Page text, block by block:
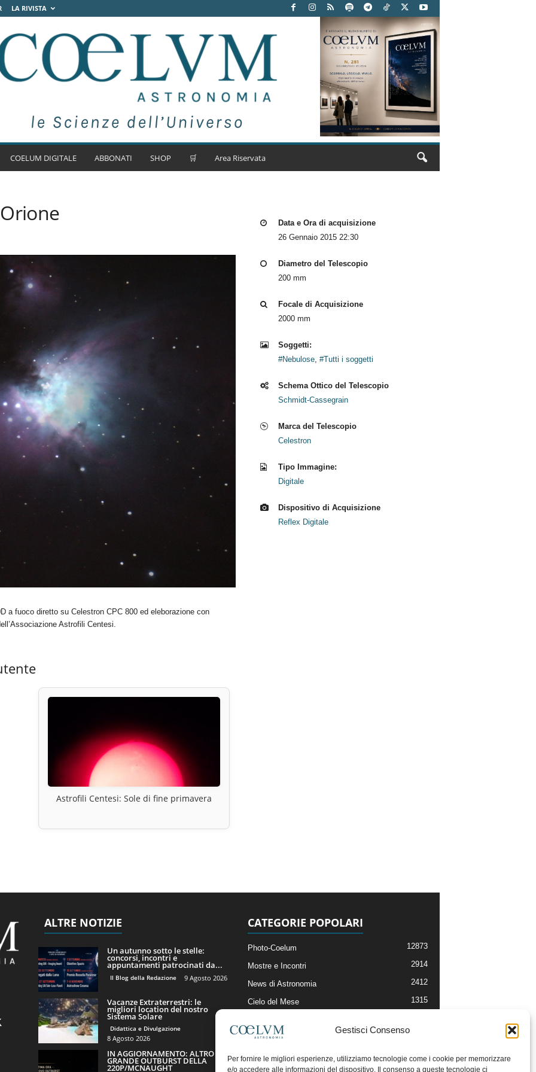
Gestisci Consenso
Per fornire le migliori esperienze, utilizziamo tecnologie come i cookie per memorizzare
e/o accedere alle informazioni del dispositivo. Il consenso a queste tecnologie ci
LA RIVISTA
COELUM DIGITALE ABBONATI SHOP 🛒 Area Riservata
a fuoco diretto su Celestron CPC 800 ed eleborazione con
Astrofili Centesi.
Data e Ora di acquisizione
26 Gennaio 2015 22:30
Diametro del Telescopio
200 mm
Focale di Acquisizione
2000 mm
Soggetti:
#Nebulose, #Tutti i soggetti
Schema Ottico del Telescopio
Schmidt-Cassegrain
Marca del Telescopio
Celestron
Tipo Immagine:
Digitale
Dispositivo di Acquisizione
Reflex Digitale
Astrofili Centesi: Sole di fine primavera
ALTRE NOTIZIE
Un autunno sotto le stelle:
concorsi, incontri e
appuntamenti patrocinati da...
Il Blog della Redazione 9 Agosto 2026
Vacanze Extraterrestri: le
migliori location del nostro
Sistema Solare
Didattica e Divulgazione
8 Agosto 2026
IN AGGIORNAMENTO: ALTRO
GRANDE OUTBURST DELLA
220P/MCNAUGHT
CATEGORIE POPOLARI
Photo-Coelum 12873
Mostre e Incontri 2914
News di Astronomia 2412
Cielo del Mese 1315
Articoli e Risorse On-Line
Il Blog della Redazione